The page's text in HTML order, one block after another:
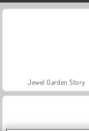
Jewel Garden Story